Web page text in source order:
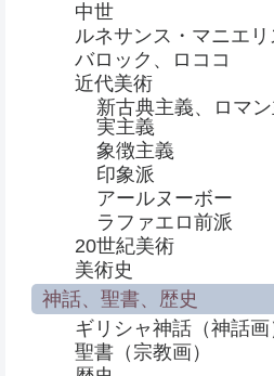
中世
ルネサンス・マニエリ
バロック、ロココ
近代美術
新古典主義、ロマ
実主義
象徴主義
印象派
アールヌーボー
ラファエロ前派
20世紀美術
美術史
神話、聖書、歴史
ギリシャ神話（神話画
聖書（宗教画）